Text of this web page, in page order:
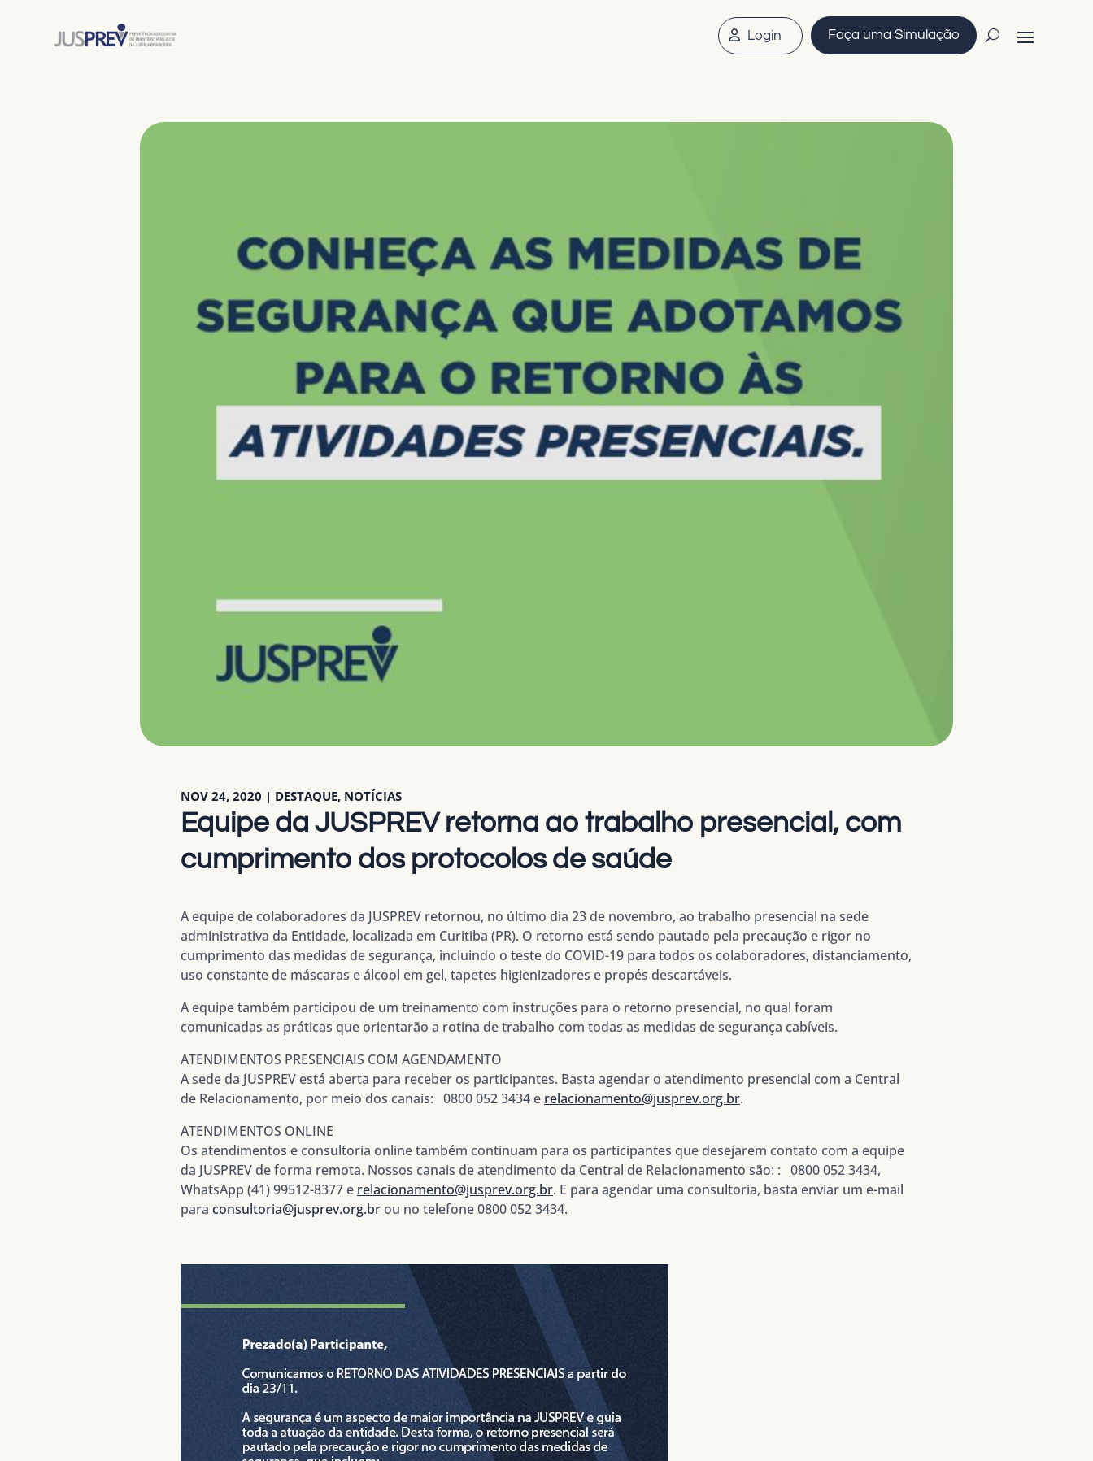
Login Faça uma Simulação
Equipe da JUSPREV retorna ao trabalho presencial, com
cumprimento dos protocolos de saúde
NOV 24, 2020 | DESTAQUE, NOTÍCIAS
A equipe de colaboradores da JUSPREV retornou, no último dia 23 de novembro, ao trabalho presencial na sede
administrativa da Entidade, localizada em Curitiba (PR). O retorno está sendo pautado pela precaução e rigor no
cumprimento das medidas de segurança, incluindo o teste do COVID-19 para todos os colaboradores, distanciamento,
uso constante de máscaras e álcool em gel, tapetes higienizadores e propés descartáveis.
A equipe também participou de um treinamento com instruções para o retorno presencial, no qual foram
comunicadas as práticas que orientarão a rotina de trabalho com todas as medidas de segurança cabíveis.
ATENDIMENTOS PRESENCIAIS COM AGENDAMENTO
A sede da JUSPREV está aberta para receber os participantes. Basta agendar o atendimento presencial com a Central
de Relacionamento, por meio dos canais: 0800 052 3434 e relacionamento@jusprev.org.br.
ATENDIMENTOS ONLINE
Os atendimentos e consultoria online também continuam para os participantes que desejarem contato com a equipe
da JUSPREV de forma remota. Nossos canais de atendimento da Central de Relacionamento são: : 0800 052 3434,
WhatsApp (41) 99512-8377 e relacionamento@jusprev.org.br. E para agendar uma consultoria, basta enviar um e-mail
para consultoria@jusprev.org.br ou no telefone 0800 052 3434.